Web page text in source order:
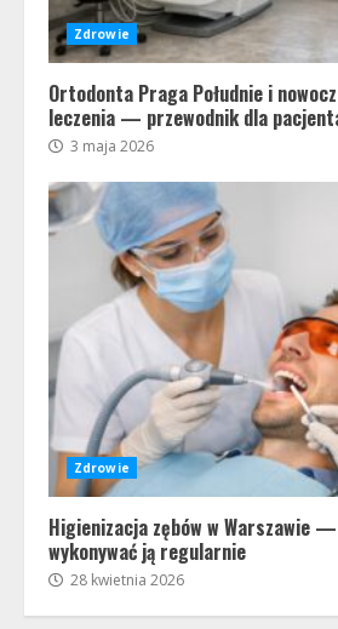
Zdrowie
Ortodonta Praga Południe i
leczenia — przewodnik dla
3 maja 2026
Zdrowie
Higienizacja zębów w Warszawie
wykonywać ją regularnie
28 kwietnia 2026